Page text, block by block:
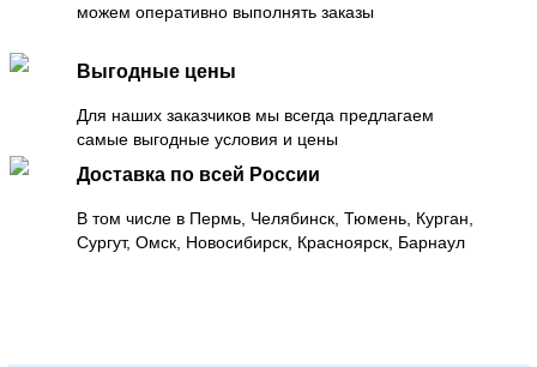
можем оперативно выполнять заказы
Выгодные цены
Для наших заказчиков мы всегда предлагаем
самые выгодные условия и цены
Доставка по всей России
В том числе в Пермь, Челябинск, Тюмень, Курган,
Сургут, Омск, Новосибирск, Красноярск, Барнаул